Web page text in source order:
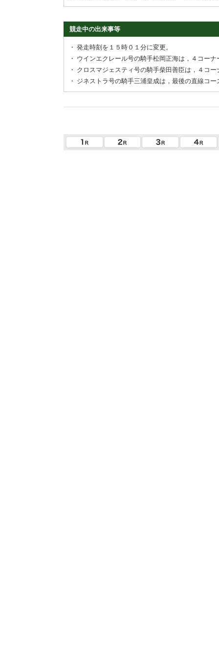
競走中の出来事等
・ 発走時刻を１５時０１分に変更。
・ ウインエクレール号の騎手松岡正海は，４コー
・ クロスマジェスティ号の騎手柴田善臣は，４コ
・ ジネストラ号の騎手三浦皇成は，最後の直線コ